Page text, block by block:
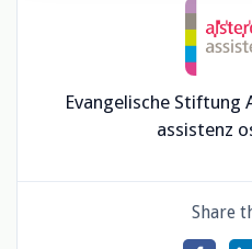
Evangelische
assistenz
Share